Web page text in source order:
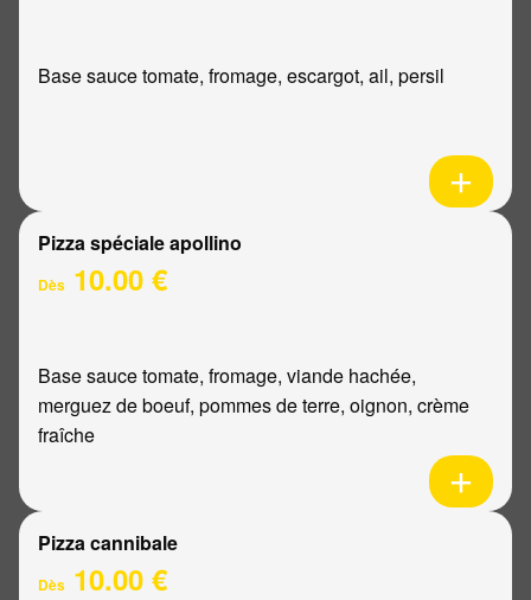
Base sauce tomate, fromage, escargot, ail, persil
Pizza spéciale apollino
Dès 10.00 €
Base sauce tomate, fromage, viande hachée,
merguez de boeuf, pommes de terre, oignon, crème
fraîche
Pizza cannibale
Dès 10.00 €